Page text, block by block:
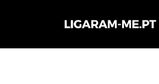
para